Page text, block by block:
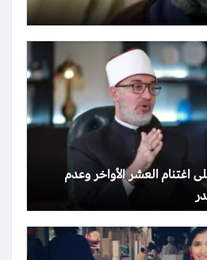
اغتنام العشر الأواخر وعدم